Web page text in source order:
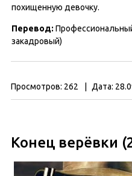
похищенную девочку.
Перевод:
закадровый)
Просмотров: 262 Дата:
Конец верёвки